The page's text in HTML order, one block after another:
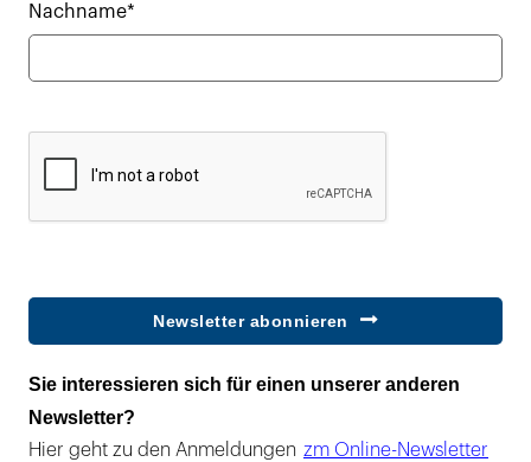
Nachname*
Newsletter abonnieren
Sie interessieren sich für einen unserer anderen
Newsletter?
Hier geht zu den Anmeldungen zm Online-Newsletter